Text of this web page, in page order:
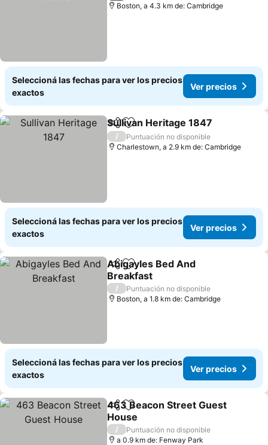
Boston, a 4.3 km de: Cambridge
Seleccioná las fechas para ver los precios
exactos
Ver precios
CompartirAñadir a favoritos
Sullivan Heritage 1847
/
Puntuación no disponible
Charlestown, a 2.9 km de: Cambridge
Seleccioná las fechas para ver los precios
exactos
Ver precios
CompartirAñadir a favoritos
Abigayles Bed And
Breakfast
Ver precios
/
Puntuación no disponible
Boston, a 1.8 km de: Cambridge
Seleccioná las fechas para ver los precios
exactos
Ver precios
CompartirAñadir a favoritos
463 Beacon Street Guest
House
Ver precios
/
Puntuación no disponible
a 0.9 km de: Fenway Park